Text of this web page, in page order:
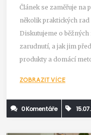
Článek se zaměřuje na
několik praktických
Diskutujeme o
zarudnutí, a jak jim
produkty a domácí
pleti.
ZOBRAZIT VÍCE
0 Komentáře